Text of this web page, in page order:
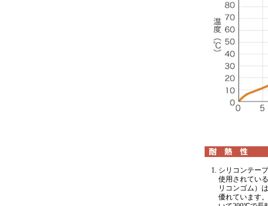
シリコンテー
使用されてい
リコンゴム）
優れています